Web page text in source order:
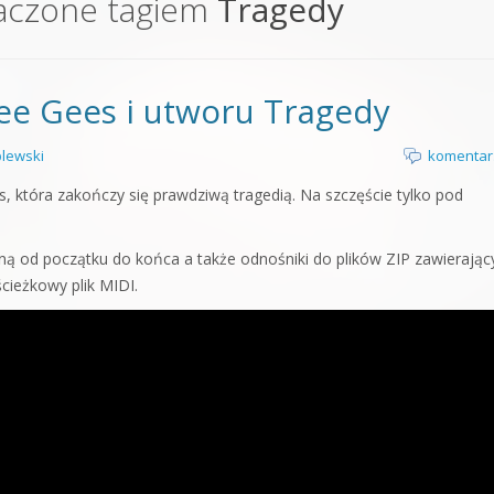
od podstaw
Kompendium
tagiem Tragedy
Gees i utworu Tragedy
która zakończy się prawdziwą tragedią. Na szczęście tylko pod
od początku do końca a także odnośniki do plików ZIP
plik MIDI.